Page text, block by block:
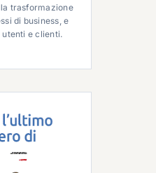
trasformazione
di business, e
e clienti.